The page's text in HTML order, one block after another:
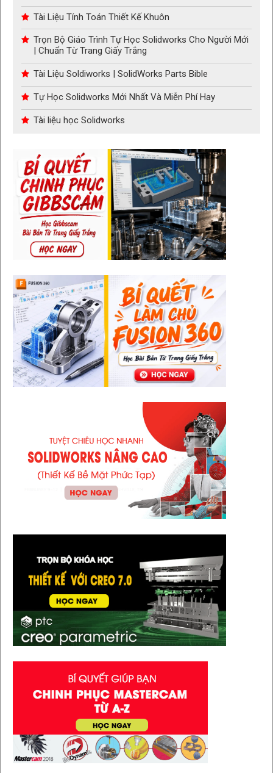
Tài Liệu Tính Toán Thiết Kế Khuôn
Trọn Bộ Giáo Trình Tự Học Solidworks Cho Người Mới
| Chuẩn Từ Trang Giấy Trắng
Tài Liệu Soldiworks | SolidWorks Parts Bible
Tự Học Solidworks Mới Nhất Và Miễn Phí Hay
Tài liệu học Solidworks